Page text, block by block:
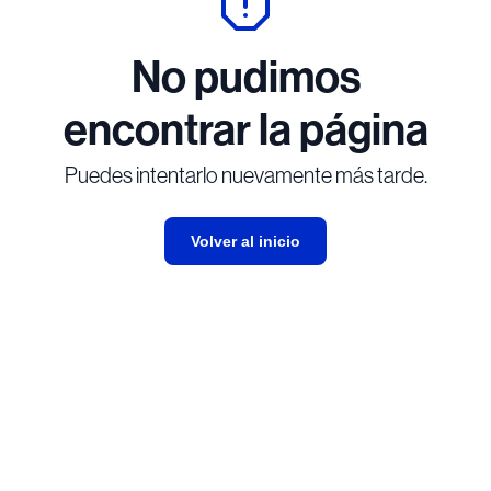
No pudimos
encontrar la página
Puedes intentarlo nuevamente más tarde.
Volver al inicio